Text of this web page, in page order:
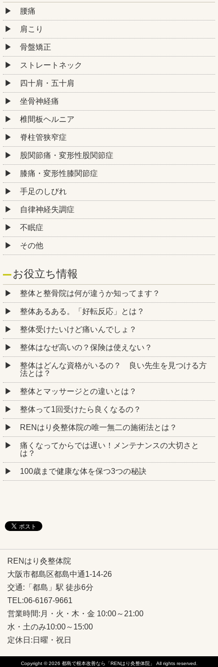
腰痛
肩こり
骨盤矯正
ストレートネック
四十肩・五十肩
坐骨神経痛
椎間板ヘルニア
脊柱管狭窄症
股関節痛・変形性股関節症
膝痛・変形性膝関節症
手足のしびれ
自律神経失調症
不眠症
その他
お役立ち情報
整体と整骨院は何が違うか知ってます？
整体あるある。「好転反応」とは？
整体受けたいけど痛いんでしょ？
整体はなぜ高いの？保険は使えない？
整体はどんな資格がいるの？ 良い先生を見つける方
法とは？
整体とマッサージとの違いとは？
整体って1回受けたら良くなるの？
RENはり灸整体院の唯一無二の施術法とは？
痛くなってからでは遅い！メンテナンスの大切さと
は？
100歳まで健康な体を保つ3つの秘訣
RENはり灸整体院
大阪市都島区都島中通1-14-26
交通:「都島」駅 徒歩6分
TEL:06-6167-9661
営業時間:月・火・木・金 10:00～21:00
水・土のみ10:00～15:00
定休日:日曜・祝日
Copyright © 2026 都島で根本改善なら「RENはり灸整体院」 All rights reserved.